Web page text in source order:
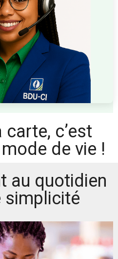
c’est
de vie !
au quotidien
simplicité